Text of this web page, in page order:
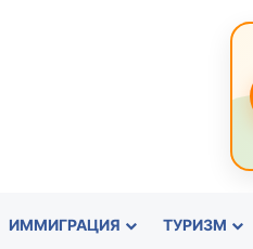
ИММИГРАЦИЯ ТУРИЗМ